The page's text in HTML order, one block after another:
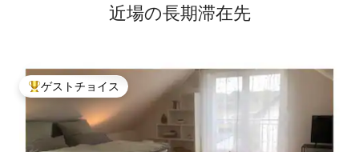
近場の長期滞在先
大好評のゲストチョイスです。
ゲストチョイス